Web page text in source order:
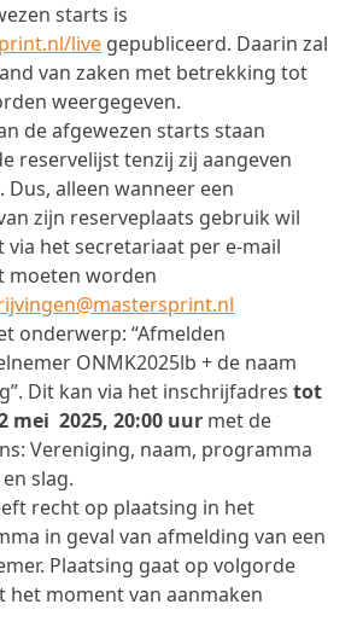
starts is
live gepubliceerd. Daarin zal
van zaken met betrekking tot
weergegeven.
de afgewezen starts staan
reservelijst tenzij zij aangeven
Dus, alleen wanneer een
zijn reserveplaats gebruik wil
via het secretariaat per e-mail
moeten worden
onderwerp: “Afmelden
ONMK2025lb + de naam
Dit kan via het inschrijfadrestot
2025, 20:00 uur met de
Vereniging, naam, programma
slag.
recht op plaatsing in het
in geval van afmelding van een
Plaatsing gaat op volgorde
het moment van aanmaken